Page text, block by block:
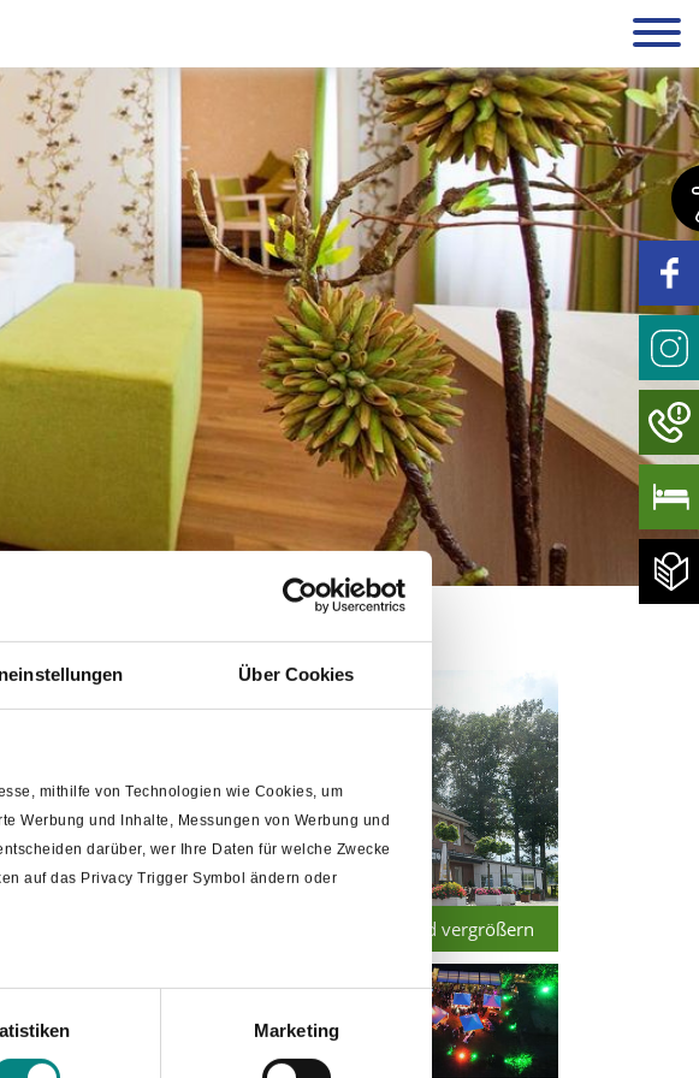
Über Cookies
mithilfe von Technologien wie Cookies, um
Werbung und Inhalte, Messungen von Werbung und
darüber, wer Ihre Daten für welche Zwecke
auf das Privacy Trigger Symbol ändern oder
Ihre Präferenzen im
Abschnitt Einzelheiten
Marketing
und
Zwei
Bild vergrößern